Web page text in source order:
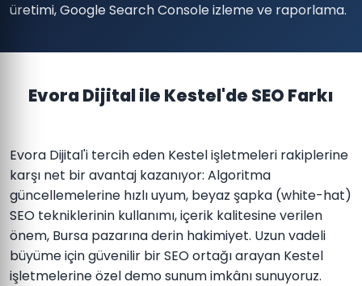
üretimi, Google Search Console izleme ve raporlama.
Evora Dijital ile Kestel'de SEO Farkı
Evora Dijital'i tercih eden Kestel işletmeleri rakiplerine
karşı net bir avantaj kazanıyor: Algoritma
güncellemelerine hızlı uyum, beyaz şapka (white-hat)
SEO tekniklerinin kullanımı, içerik kalitesine verilen
önem, Bursa pazarına derin hakimiyet. Uzun vadeli
büyüme için güvenilir bir SEO ortağı arayan Kestel
işletmelerine özel demo sunum imkânı sunuyoruz.